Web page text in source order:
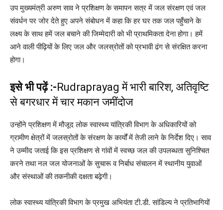
उप मुख्यमंत्री अरुण साव ने प्रशिक्षण के समापन सत्र में जल संरक्षण एवं जल
संवर्धन पर जोर देते हुए अपने संबोधन में कहा कि हर घर तक जल पहुँचाने के
लक्ष्य के साथ हमें जल बचाने की जिम्मेदारी को भी प्राथमिकता देना होगा। हमें
आने वाली पीढ़ियों के लिए जल और जलस्रोतों को प्रभावी ढंग से संरक्षित करना
होगा।
इसे भी पढ़ें :-Rudraprayag में भारी बारिश, अतिवृष्टि
से बगरधार में चार मकान जमींदोज
उन्होंने प्रशिक्षण में मौजूद लोक स्वास्थ्य यांत्रिकी विभाग के अधिकारियों को
ग्रामीण क्षेत्रों में जलस्रोतों के संरक्षण के कार्यों में तेजी लाने के निर्देश दिए। साव
ने उम्मीद जताई कि इस प्रशिक्षण से गांवों में स्वच्छ जल की उपलब्धता सुनिश्चित
करने तथा नल जल योजनाओं के सुचारू व निर्बाध संचालन में स्थानीय युवाओं
और संस्थाओं की तकनीकी दक्षता बढ़ेगी।
लोक स्वास्थ्य यांत्रिकी विभाग के प्रमुख अभियंता टी.डी. सांडिल्य ने प्रतिभागियों